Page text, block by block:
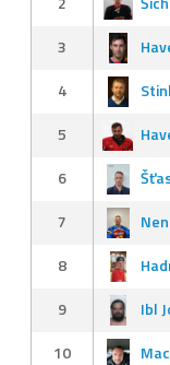
3
4
5
6
7
8
9
Ibl
10